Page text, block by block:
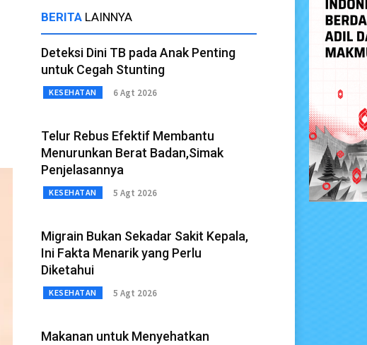
BERITA LAINNYA
Deteksi Dini TB pada Anak Penting
untuk Cegah Stunting
KESEHATAN 6 Agt 2026
Telur Rebus Efektif Membantu
Menurunkan Berat Badan,Simak
Penjelasannya
KESEHATAN 5 Agt 2026
Migrain Bukan Sekadar Sakit Kepala,
Ini Fakta Menarik yang Perlu
Diketahui
KESEHATAN 5 Agt 2026
Makanan untuk Menyehatkan